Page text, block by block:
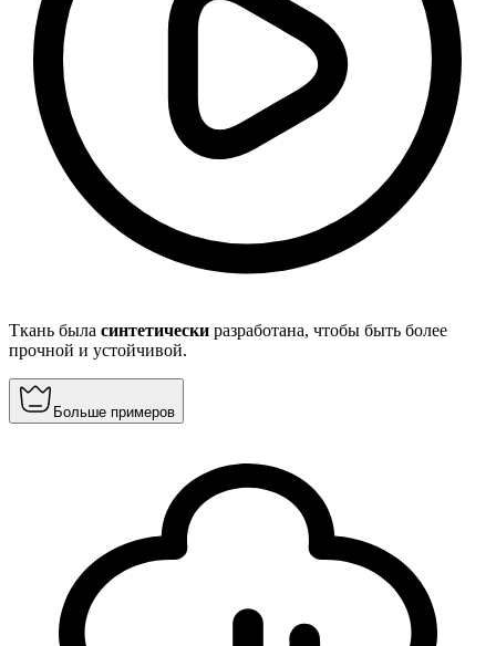
Ткань была синтетически разработана, чтобы быть более
прочной и устойчивой.
Больше примеров